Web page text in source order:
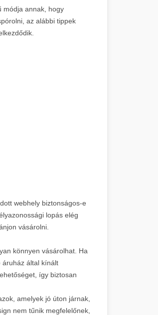
módja annak, hogy
az alábbi tippek
webhely biztonságos-e
lopás elég
vásárolni.
könnyen vásárolhat. Ha
áruház által kínált
így biztosan
amelyek jó úton járnak,
nem tűnik megfelelőnek,